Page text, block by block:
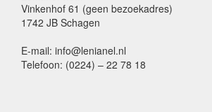
Vinkenhof 61 (geen bezoekadres)
1742 JB Schagen
E-mail: info@lenianel.nl
Telefoon: (0224) – 22 78 18